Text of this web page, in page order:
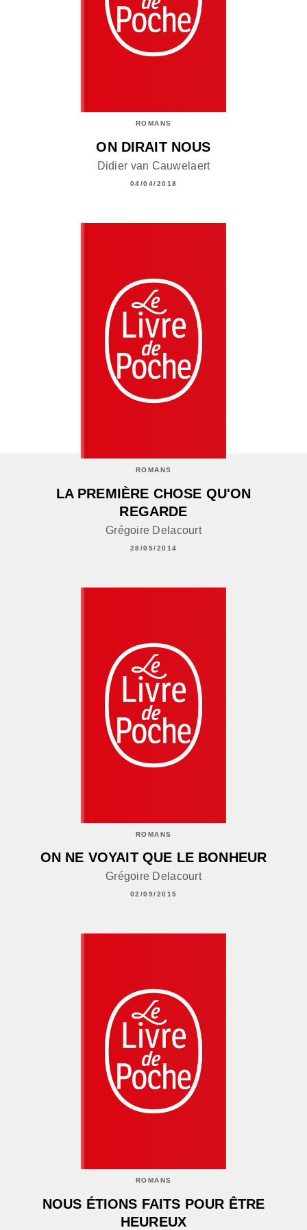
ROMANS
ON DIRAIT NOUS
Didier van Cauwelaert
04/04/2018
ROMANS
LA PREMIÈRE CHOSE QU'ON
REGARDE
Grégoire Delacourt
28/05/2014
ROMANS
ON NE VOYAIT QUE LE BONHEUR
Grégoire Delacourt
02/09/2015
ROMANS
NOUS ÉTIONS FAITS POUR ÊTRE
HEUREUX